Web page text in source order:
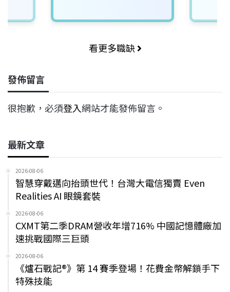
看更多職缺
發佈留言
很抱歉，必須登入網站才能發佈留言。
最新文章
2026-08-06
智慧穿戴邁向抬頭世代！台灣大電信獨賣 Even
Realities AI 眼鏡套裝
2026-08-06
CXMT第二季DRAM營收年增716% 中國記憶體廠加
速挑戰國際三巨頭
2026-08-06
《爐石戰記®》第 14 賽季登場！花費金幣解鎖手下
特殊技能